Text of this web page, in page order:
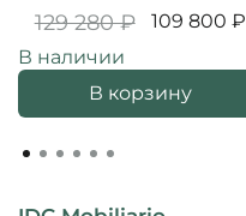
129 280 ₽
109 800 ₽
В наличии
В корзину